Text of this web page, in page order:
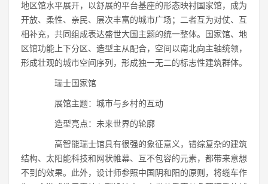
地区馆水平展开，以舒展的平台基座的形态映衬国家馆，成为
开放、柔性、亲民、层次丰富的城市广场；二者互为对仗、互
相补充，共同组成表达盛世大国主题的统一整体。国家馆、地
区馆功能上下分区、造型主从配合，空间以南北向主轴统领，
形成壮观的城市空间序列，形成独一无二的标志性建筑群体。
瑞士国家馆
展馆主题：城市与乡村的互动
造型亮点：未来世界的轮廓
高智能瑞士馆具有很强的象征意义，错综复杂的建筑
结构、太阳能科技和网状帷幕、互不包容的元素，都带来意想
不到的效果。此外，设计师参照中国阴和阳的原则，将缆车作